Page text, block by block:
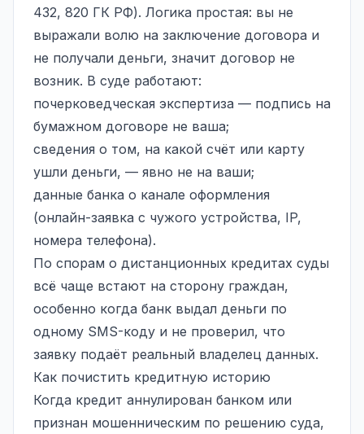
432, 820 ГК РФ). Логика простая: вы не
выражали волю на заключение договора и
не получали деньги, значит договор не
возник. В суде работают:
почерковедческая экспертиза — подпись на
бумажном договоре не ваша;
сведения о том, на какой счёт или карту
ушли деньги, — явно не на ваши;
данные банка о канале оформления
(онлайн-заявка с чужого устройства, IP,
номера телефона).
По спорам о дистанционных кредитах суды
всё чаще встают на сторону граждан,
особенно когда банк выдал деньги по
одному SMS-коду и не проверил, что
заявку подаёт реальный владелец данных.
Как почистить кредитную историю
Когда кредит аннулирован банком или
признан мошенническим по решению суда,